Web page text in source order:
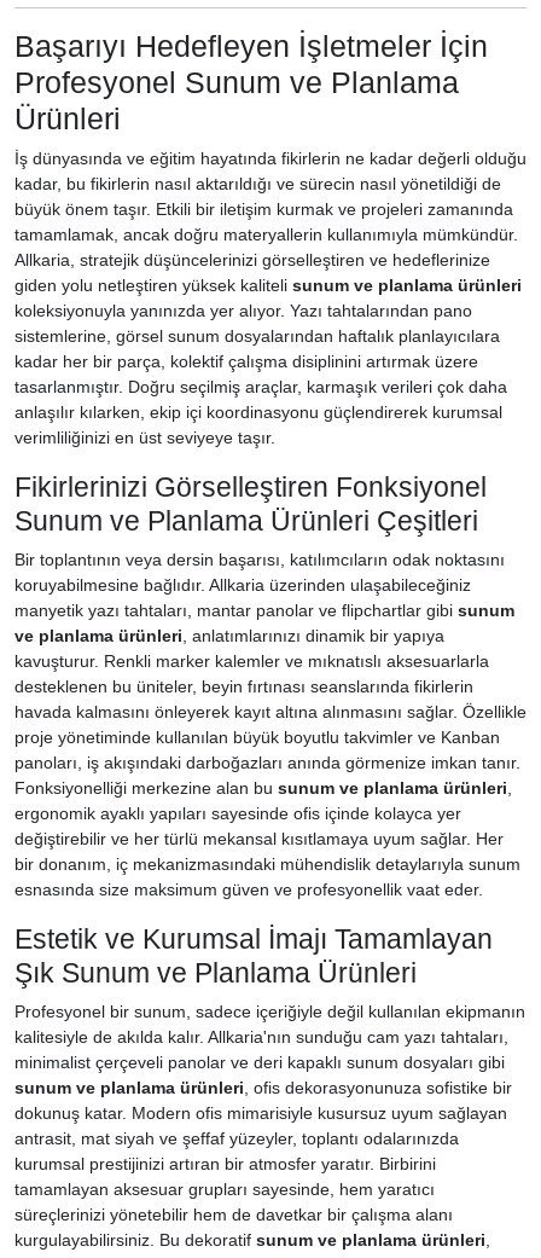
Başarıyı Hedefleyen İşletmeler İçin
Profesyonel Sunum ve Planlama
Ürünleri
İş dünyasında ve eğitim hayatında fikirlerin ne kadar değerli olduğu
kadar, bu fikirlerin nasıl aktarıldığı ve sürecin nasıl yönetildiği de
büyük önem taşır. Etkili bir iletişim kurmak ve projeleri zamanında
tamamlamak, ancak doğru materyallerin kullanımıyla mümkündür.
Allkaria, stratejik düşüncelerinizi görselleştiren ve hedeflerinize
giden yolu netleştiren yüksek kaliteli sunum ve planlama ürünleri
koleksiyonuyla yanınızda yer alıyor. Yazı tahtalarından pano
sistemlerine, görsel sunum dosyalarından haftalık planlayıcılara
kadar her bir parça, kolektif çalışma disiplinini artırmak üzere
tasarlanmıştır. Doğru seçilmiş araçlar, karmaşık verileri çok daha
anlaşılır kılarken, ekip içi koordinasyonu güçlendirerek kurumsal
verimliliğinizi en üst seviyeye taşır.
Fikirlerinizi Görselleştiren Fonksiyonel
Sunum ve Planlama Ürünleri Çeşitleri
Bir toplantının veya dersin başarısı, katılımcıların odak noktasını
koruyabilmesine bağlıdır. Allkaria üzerinden ulaşabileceğiniz
manyetik yazı tahtaları, mantar panolar ve flipchartlar gibi sunum
ve planlama ürünleri , anlatımlarınızı dinamik bir yapıya
kavuşturur. Renkli marker kalemler ve mıknatıslı aksesuarlarla
desteklenen bu üniteler, beyin fırtınası seanslarında fikirlerin
havada kalmasını önleyerek kayıt altına alınmasını sağlar. Özellikle
proje yönetiminde kullanılan büyük boyutlu takvimler ve Kanban
panoları, iş akışındaki darboğazları anında görmenize imkan tanır.
Fonksiyonelliği merkezine alan bu sunum ve planlama ürünleri
ergonomik ayaklı yapıları sayesinde ofis içinde kolayca yer
değiştirebilir ve her türlü mekansal kısıtlamaya uyum sağlar. Her
bir donanım, iç mekanizmasındaki mühendislik detaylarıyla sunum
esnasında size maksimum güven ve profesyonellik vaat eder.
Estetik ve Kurumsal İmajı Tamamlayan
Şık Sunum ve Planlama Ürünleri
Profesyonel bir sunum, sadece içeriğiyle değil kullanılan ekipmanın
kalitesiyle de akılda kalır. Allkaria'nın sunduğu cam yazı tahtaları,
minimalist çerçeveli panolar ve deri kapaklı sunum dosyaları gibi
sunum ve planlama ürünleri , ofis dekorasyonunuza sofistike bir
dokunuş katar. Modern ofis mimarisiyle kusursuz uyum sağlayan
antrasit, mat siyah ve şeffaf yüzeyler, toplantı odalarınızda
kurumsal prestijinizi artıran bir atmosfer yaratır. Birbirini
tamamlayan aksesuar grupları sayesinde, hem yaratıcı
süreçlerinizi yönetebilir hem de davetkar bir çalışma alanı
kurgulayabilirsiniz. Bu dekoratif sunum ve planlama ürünleri